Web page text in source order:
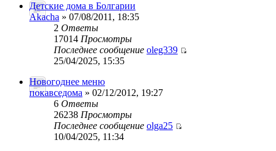
Детские дома в Болгарии
Akacha » 07/08/2011, 18:35
2 Ответы
17014 Просмотры
Последнее сообщение oleg339
25/04/2025, 15:35
Новогоднее меню
покавседома » 02/12/2012, 19:27
6 Ответы
26238 Просмотры
Последнее сообщение olga25
10/04/2025, 11:34